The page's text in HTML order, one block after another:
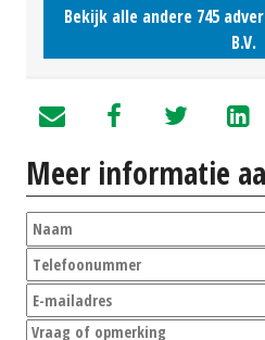
Bekijk alle andere 745
B.V.
Meer informatie